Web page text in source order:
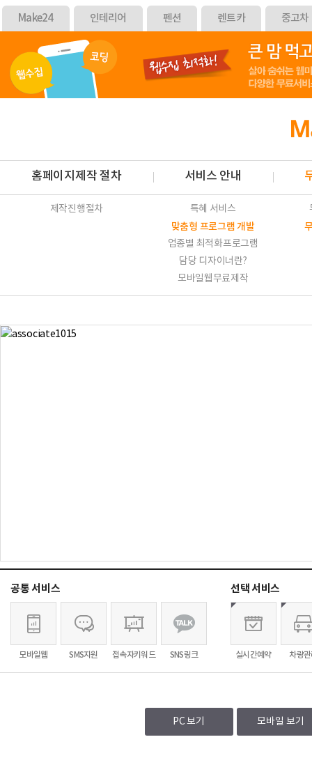
Make24 인테리어 펜션 렌트카 중고차
홈페이지제작 절차
제작진행절차
서비스 안내
특혜 서비스
맞춤형 프로그램 개발
업종별 최적화프로그램
담당 디자이너란?
모바일웹무료제작
공통 서비스
모바일웹 SMS지원 접속자키워드 SNS링크
선택 서비스
실시간예약 차량
PC 보기 모바일 보기